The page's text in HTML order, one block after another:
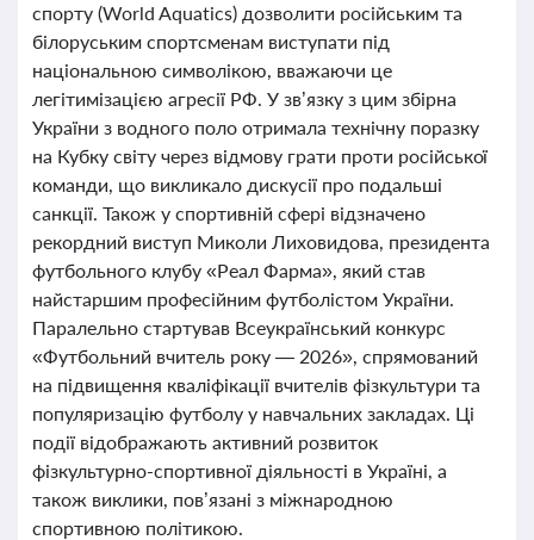
спорту (World Aquatics) дозволити російським та
білоруським спортсменам виступати під
національною символікою, вважаючи це
легітимізацією агресії РФ. У зв’язку з цим збірна
України з водного поло отримала технічну поразку
на Кубку світу через відмову грати проти російської
команди, що викликало дискусії про подальші
санкції. Також у спортивній сфері відзначено
рекордний виступ Миколи Лиховидова, президента
футбольного клубу «Реал Фарма», який став
найстаршим професійним футболістом України.
Паралельно стартував Всеукраїнський конкурс
«Футбольний вчитель року — 2026», спрямований
на підвищення кваліфікації вчителів фізкультури та
популяризацію футболу у навчальних закладах. Ці
події відображають активний розвиток
фізкультурно-спортивної діяльності в Україні, а
також виклики, пов’язані з міжнародною
спортивною політикою.